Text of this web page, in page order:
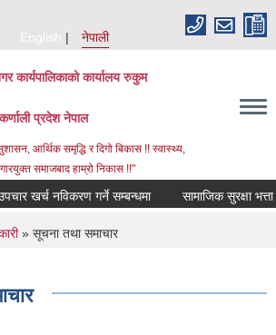
English
नेपाली
कार्यपालिकाको कार्यालय रुकुम
प्रदेश नेपाल
आर्थिक समृद्धि र दिगो बिकास !! स्वास्थ्य,
समाजबाद हाम्रो निकास !!"
खर्च नविकरण गर्ने सम्बन्धमा
» सूचना तथा समाचार